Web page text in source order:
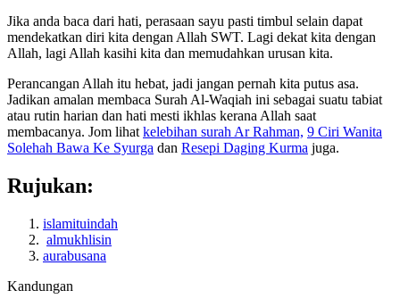
Jika anda baca dari hati, perasaan sayu pasti timbul selain dapat
mendekatkan diri kita dengan Allah SWT. Lagi dekat kita dengan
Allah, lagi Allah kasihi kita dan memudahkan urusan kita.
Perancangan Allah itu hebat, jadi jangan pernah kita putus asa.
Jadikan amalan membaca Surah Al-Waqiah ini sebagai suatu tabiat
atau rutin harian dan hati mesti ikhlas kerana Allah saat
membacanya. Jom lihat kelebihan surah Ar Rahman, 9 Ciri Wanita
Solehah Bawa Ke Syurga dan Resepi Daging Kurma juga.
Rujukan:
islamituindah
almukhlisin
aurabusana
Kandungan